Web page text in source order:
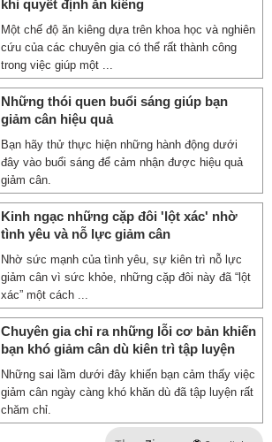
khi quyết định ăn kiêng
Một chế độ ăn kiêng dựa trên khoa học và nghiên
cứu của các chuyên gia có thể rất thành công
trong việc giúp một ...
Những thói quen buổi sáng giúp bạn
giảm cân hiệu quả
Bạn hãy thử thực hiện những hành động dưới
đây vào buổi sáng để cảm nhận được hiệu quả
giảm cân.
Kinh ngạc những cặp đôi 'lột xác' nhờ
tình yêu và nỗ lực giảm cân
Nhờ sức mạnh của tình yêu, sự kiên trì nỗ lực
giảm cân vì sức khỏe, những cặp đôi này đã “lột
xác” một cách ...
Chuyên gia chỉ ra những lỗi cơ bản khiến
bạn khó giảm cân dù kiên trì tập luyện
Những sai lầm dưới đây khiến bạn cảm thấy việc
giảm cân ngày càng khó khăn dù đã tập luyện rất
chăm chỉ.